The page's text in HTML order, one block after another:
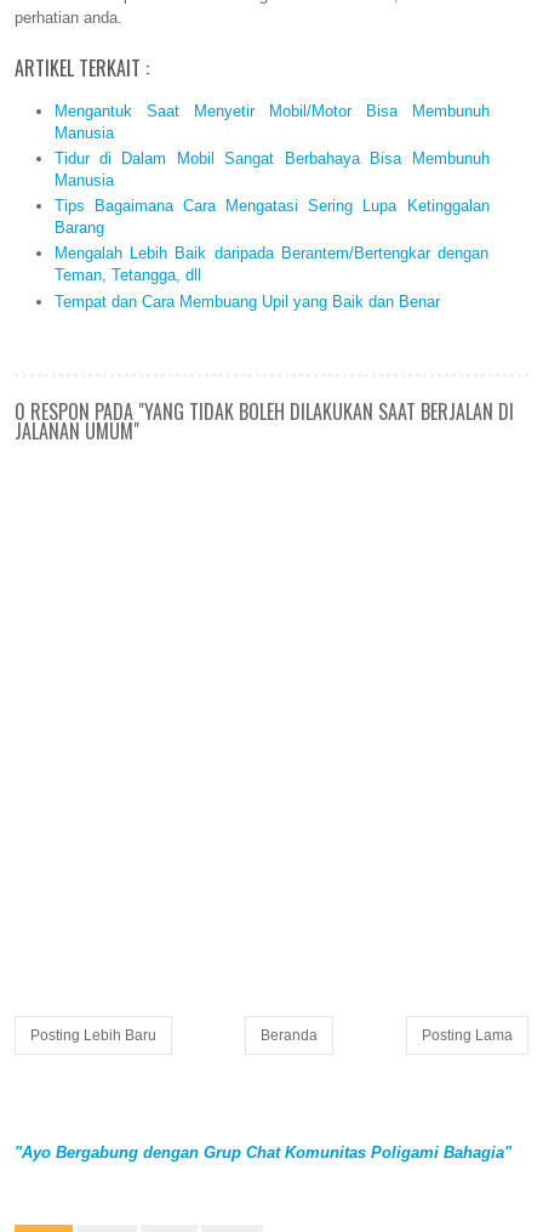
perhatian anda.
ARTIKEL TERKAIT :
Mengantuk Saat Menyetir Mobil/Motor Bisa Membunuh
Manusia
Tidur di Dalam Mobil Sangat Berbahaya Bisa Membunuh
Manusia
Tips Bagaimana Cara Mengatasi Sering Lupa Ketinggalan
Barang
Mengalah Lebih Baik daripada Berantem/Bertengkar dengan
Teman, Tetangga, dll
Tempat dan Cara Membuang Upil yang Baik dan Benar
0 RESPON PADA "YANG TIDAK BOLEH DILAKUKAN SAAT BERJALAN DI
JALANAN UMUM"
Posting Lebih Baru Posting Lama
Beranda
"Ayo Bergabung dengan Grup Chat Komunitas Poligami Bahagia"